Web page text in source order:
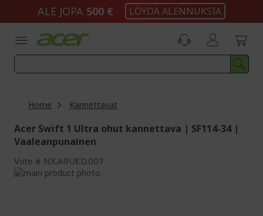
ALE JOPA 500 € LÖYDÄ ALENNUKSIA
Home Kannettavat
Acer Swift 1 Ultra ohut kannettava | SF114-34 |
Vaaleanpunainen
Viite NX.A9UED.007
Skip